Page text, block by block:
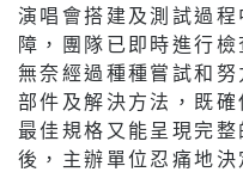
演唱會搭建及測試過
障，團隊已即時進行
無奈經過種種嘗試和
部件及解決方法，既
最佳規格又能呈現完
後，主辦單位忍痛地決